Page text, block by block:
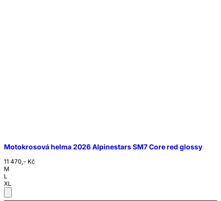
Motokrosová helma 2026 Alpinestars SM7 Core red glossy
11 470,- Kč
M
L
XL